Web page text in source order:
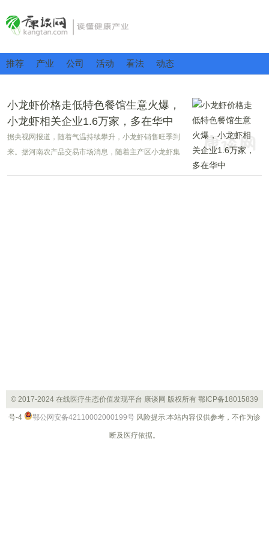
推荐 产业 公司 活动 看法 动态
小龙虾价格走低特色餐馆生意火爆，
小龙虾相关企业1.6万家，多在华中
据央视网报道，随着气温持续攀升，小龙虾销售旺季到
来。据河南农产品交易市场消息，随着主产区小龙虾集
© 2017-2024 在线医疗生态价值发现平台 康谈网 版权所有 鄂ICP备18015839
号-4 鄂公网安备42110002000199号 风险提示:本站内容仅供参考，不作为诊
断及医疗依据。